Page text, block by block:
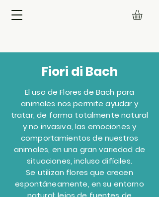
Fiori di Bach
El uso de Flores de Bach para
animales nos permite ayudar y
tratar, de forma totalmente natural
y no invasiva, las emociones y
comportamientos de nuestros
animales, en una gran variedad de
situaciones, incluso difíciles.
Se utilizan flores que crecen
espontáneamente, en su entorno